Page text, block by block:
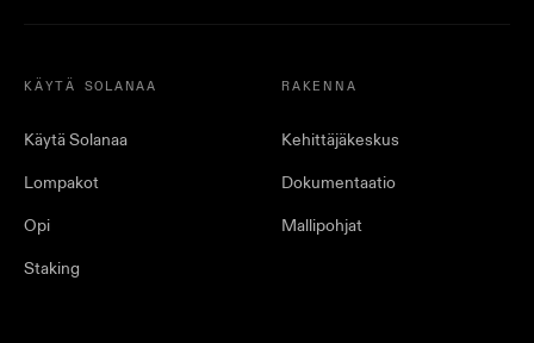
KÄYTÄ SOLANAA
Käytä Solanaa
Lompakot
Opi
Staking
RAKENNA
Kehittäjäkeskus
Dokumentaatio
Mallipohjat